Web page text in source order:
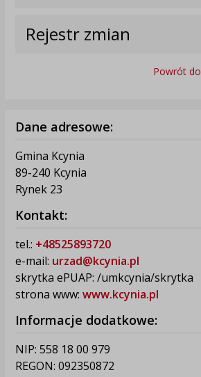
Rejestr zmian
Powrót
Dane adresowe:
Gmina Kcynia
89-240 Kcynia
Rynek 23
Kontakt:
tel.: +48525893720
e-mail: urzad@kcynia.pl
skrytka ePUAP: /umkcynia/skrytka
strona www: www.kcynia.pl
Informacje dodatkowe:
NIP: 558 18 00 979
REGON: 092350872